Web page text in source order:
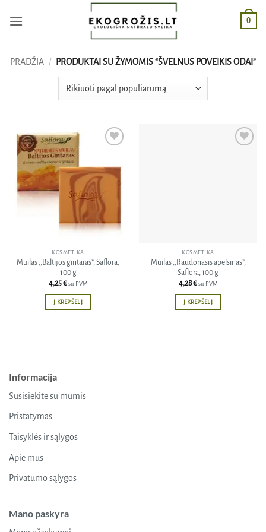
0
PRADŽIA / PRODUKTAI SU ŽYMOMIS “ŠVELNUS POVEIKIS ODAI”
sąrašą
KOSMETIKA
Muilas ,,Baltijos gintaras”, Saflora,
100 g
4,25€ su PVM
Į KREPŠELĮ
KOSMETIKA
Muilas ,,Raudonasis apelsinas”,
Saflora, 100 g
4,28€ su PVM
Į KREPŠELĮ
Informacija
Susisiekite su mumis
Pristatymas
Taisyklės ir sąlygos
Apie mus
Privatumo sąlygos
Mano paskyra